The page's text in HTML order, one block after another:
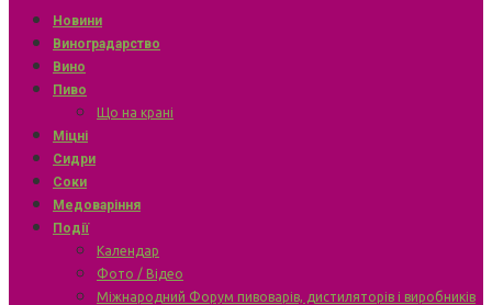
Новини
Виноградарство
Вино
Пиво
Що на крані
Міцні
Сидри
Соки
Медоваріння
Події
Календар
Фото / Відео
Міжнародний Форум пивоварів, дистиляторів і виробників